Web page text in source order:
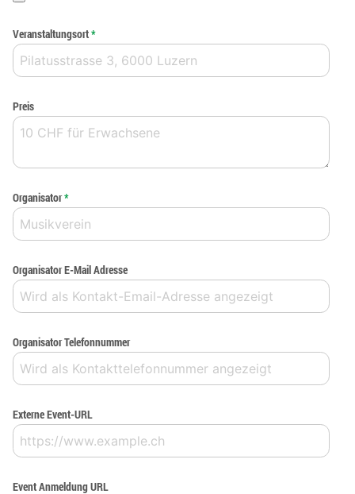
Veranstaltungsort*
Preis
Organisator*
Organisator E-Mail Adresse
Organisator Telefonnummer
Externe Event-URL
Event Anmeldung URL